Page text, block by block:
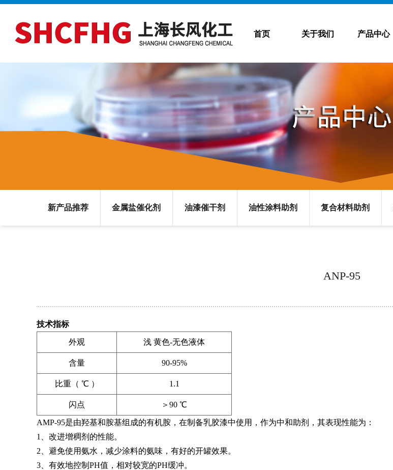
首页 关于我们 产品中心
新产品推荐 金属盐催化剂 油漆催干剂 油性涂料助剂 复合材料助剂
ANP-95
技术指标
外观 浅 黄色-无色液体
含量 90-95%
比重（ ℃ ） 1.1
闪点 ＞90 ℃
AMP-95是由羟基和胺基组成的有机胺，在制备乳胶漆中使用，作为中和助剂，其表现性能为：
1、改进增稠剂的性能。
2、避免使用氨水，减少涂料的氨味，有好的开罐效果。
3、有效地控制PH值，相对较宽的PH缓冲。